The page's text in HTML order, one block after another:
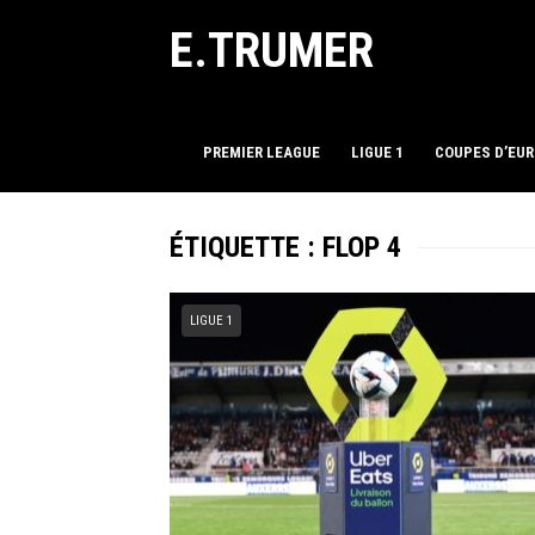
E.TRUMER
PREMIER LEAGUE LIGUE 1 COUPES
ÉTIQUETTE : FLOP 4
LIGUE 1